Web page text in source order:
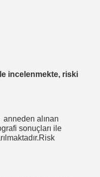
incelenmekte, riski
alınan
sonuçları ile